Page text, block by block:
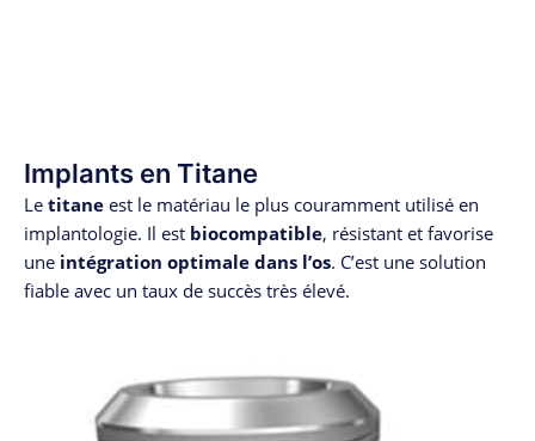
Implants en Titane
Le titane est le matériau le plus couramment utilisé en
implantologie. Il est biocompatible, résistant et favorise
une intégration optimale dans l’os. C’est une solution
fiable avec un taux de succès très élevé.